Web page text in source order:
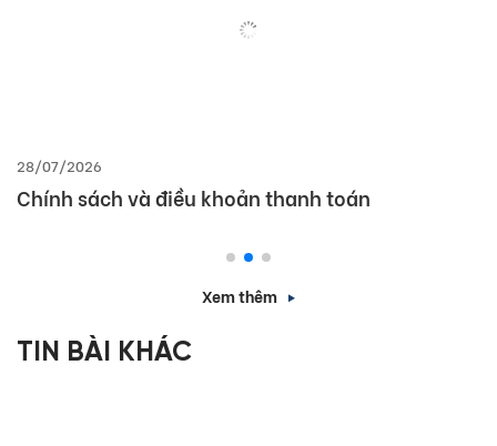
28/07/2026
Chính sách và điều khoản thanh toán
Xem thêm
TIN BÀI KHÁC